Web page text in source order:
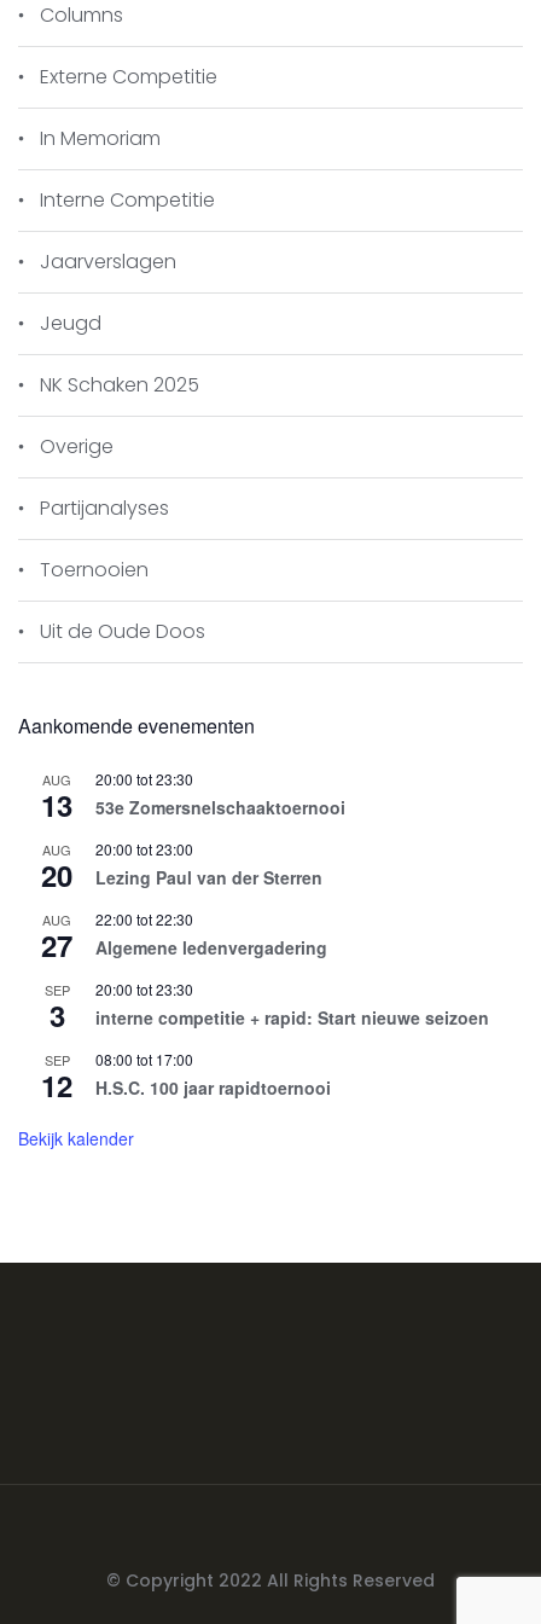
Columns
Externe Competitie
In Memoriam
Interne Competitie
Jaarverslagen
Jeugd
NK Schaken 2025
Overige
Partijanalyses
Toernooien
Uit de Oude Doos
Aankomende evenementen
AUG
13
20:00 tot23:30
53e Zomersnelschaaktoernooi
AUG
20
20:00 tot23:00
Lezing Paul van der Sterren
AUG
27
22:00 tot22:30
Algemene ledenvergadering
SEP
3
20:00 tot23:30
interne competitie + rapid: Start nieuwe seizoen
SEP
12
08:00 tot 17:00
H.S.C. 100 jaar rapidtoernooi
Bekijk kalender
© Copyright 2022 All Rights Reserved